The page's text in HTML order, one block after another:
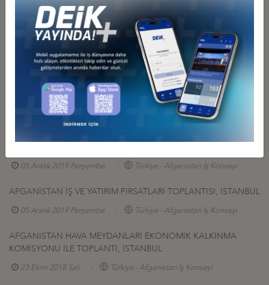
İş Konseyi ile Alakalı Diğer Etkinlikler
DEİK, AFGANİSTAN BELH VİLAYETİ İŞ İNSANLARI HEYETİ İLE
TOPLANTI GERÇEKLEŞTİRDİ
25 Haziran 2026 Perşembe Türkiye - Afganistan İş Konseyi
AFGANİSTAN İSLAM CUMHURİYETİ CUMHURBAŞKANI ASHRAF
GHANI İLE TOPLANTI
08 Aralık 2019 Pazar Türkiye - Afganistan İş Konseyi
05 Aralık 2019 Perşembe Türkiye - Afganistan İş Konseyi
AFGANİSTAN İŞ VE YATIRIM FIRSATLARI TOPLANTISI, İSTANBUL
05 Aralık 2019 Perşembe Türkiye - Afganistan İş Konseyi
AFGANİSTAN HAVA MEYDANLARI EKONOMİK KALKINMA
KOMİSYONU İLE TOPLANTI, İSTANBUL
23 Ekim 2018 Salı Türkiye - Afganistan İş Konseyi